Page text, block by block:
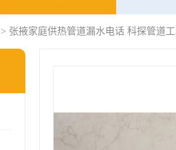
> 张掖家庭供热管道漏水电话 科探管道工